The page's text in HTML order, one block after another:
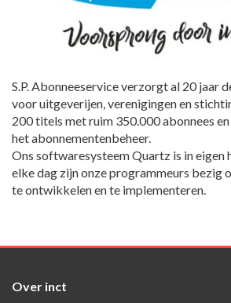
S.P. Abonneeservice verzorgt al 20 jaar
voor uitgeverijen, verenigingen en
200 titels met ruim 350.000 abonnees
het abonnementenbeheer.
Ons softwaresysteem Quartz is in eigen
elke dag zijn onze programmeurs bezig
te ontwikkelen en te implementeren.
Over inct